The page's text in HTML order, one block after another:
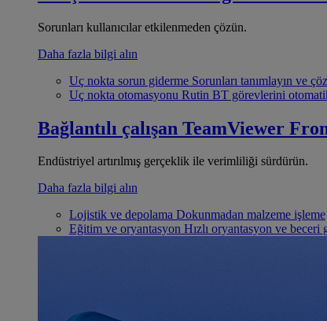
Sorunları kullanıcılar etkilenmeden çözün.
Daha fazla bilgi alın
Uç nokta sorun giderme Sorunları tanımlayın ve
Uç nokta otomasyonu Rutin BT görevlerini
Bağlantılı çalışan TeamViewer
Endüstriyel artırılmış gerçeklik ile verimliliği sürdürün.
Daha fazla bilgi alın
Lojistik ve depolama Dokunmadan malzeme işleme
Eğitim ve oryantasyon Hızlı oryantasyon ve beceri